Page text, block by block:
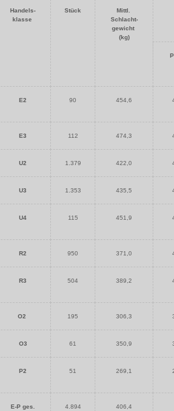
Handels-
klasse
Stück
Mittl.
Schlacht-
gewicht
(kg)
E2 90 454,6
E3 112 474,3
U2 1.379 422,0
U3 1.353 435,5
U4 115 451,9
R2 950 371,0
R3 504 389,2
O2 195 306,3
O3 61 350,9
P2 51 269,1
E-P ges. 4.894 406,4